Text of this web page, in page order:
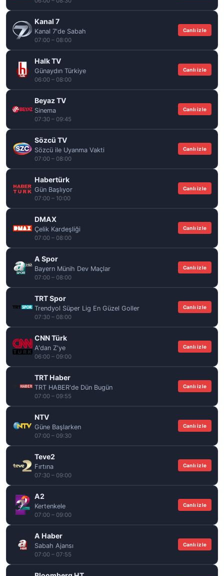
Kanal 7
Kanal 7'de Sabah
07:00 – 08:00
Canlı izle
Halk TV
Günaydın Türkiye
06:00 – 08:00
Canlı izle
Beyaz TV
Sinema
07:30 – 09:45
Canlı izle
Sözcü TV
Sözcü ile Uyanma Vakti
07:00 – 08:00
Canlı izle
Habertürk
Gün Başlıyor
07:00 – 10:00
Canlı izle
DMAX
Çelik Kardeşliği
07:00 – 08:00
Canlı izle
A Spor
Bayern Münih Dev Maçlar
07:00 – 08:00
Canlı izle
TRT Spor
Trendyol Süper Lig En Güzel Goller
07:30 – 08:00
Canlı izle
CNN Türk
A'dan Z'ye
06:00 – 09:00
Canlı izle
TRT Haber
TRT HABER'de Dün Bugün
07:00 – 09:55
Canlı izle
NTV
Güne Başlarken
07:00 – 09:30
Canlı izle
Teve2
Fırtına
07:30 – 09:00
Canlı izle
A2
Kertenkele
07:00 – 09:00
Canlı izle
A Haber
Sabah Ajansı
07:00 – 07:55
Canlı izle